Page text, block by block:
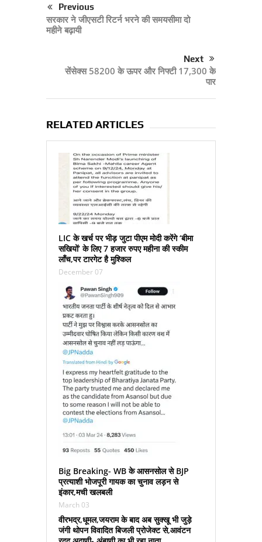
Previous
सरकार ने जीएसटी रिटर्न भरने की समयसीमा दो
महीने बढ़ायी
Next
सेंसेक्स 58200 के ऊपर और निफ्टी 17,300 के
पार
RELATED ARTICLES
LIC के खर्च पर भीड़ जुटा पीएम मोदी करेंगे ‘बीमा
सखियों’ के लिए 7 हजार रुपए महीना की स्‍कीम
लॉंच,पर टारगेट है मुश्किल
December 07
Big Breaking- WB के आसनसोल से BJP
प्रत्‍याशी भोजपूरी गायक का चुनाव लड़न से
इंकार,मची खलबली
March 03
वीरभद्र,धूमल,जयराम के बाद अब सुक्‍खू भी जुड़े
जंगी थोपन विवादित बिजली प्रोजेक्‍ट से,आवंटन